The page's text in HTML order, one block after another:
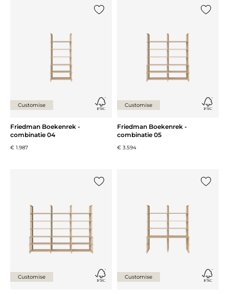
Customise
Friedman Boekenrek -
combinatie 04
€ 1.987
Customise
Friedman Boekenrek -
combinatie 05
€ 3.594
Customise Customise